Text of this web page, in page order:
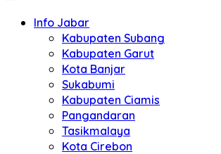
Info Jabar
Kabupaten Subang
Kabupaten Garut
Kota Banjar
Sukabumi
Kabupaten Ciamis
Pangandaran
Tasikmalaya
Kota Cirebon